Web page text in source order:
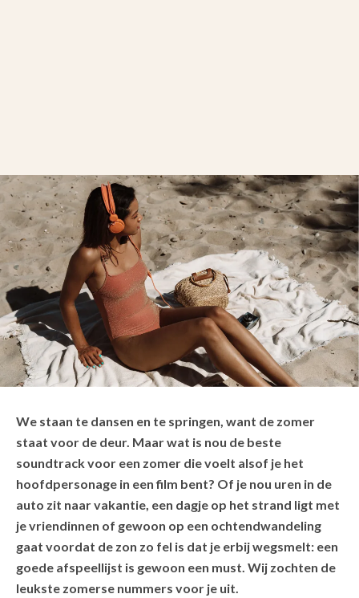
We staan te dansen en te springen, want de zomer
staat voor de deur. Maar wat is nou de beste
soundtrack voor een zomer die voelt alsof je het
hoofdpersonage in een film bent? Of je nou uren in de
auto zit naar vakantie, een dagje op het strand ligt met
je vriendinnen of gewoon op een ochtendwandeling
gaat voordat de zon zo fel is dat je erbij wegsmelt: een
goede afspeellijst is gewoon een must. Wij zochten de
leukste zomerse nummers voor je uit.